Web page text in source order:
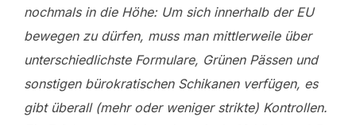
nochmals in die Höhe: Um sich innerhalb der EU
bewegen zu dürfen, muss man mittlerweile über
unterschiedlichste Formulare, Grünen Pässen und
sonstigen bürokratischen Schikanen verfügen, es
gibt überall (mehr oder weniger strikte) Kontrollen.